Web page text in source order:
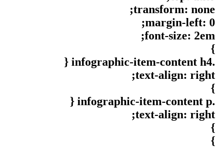
transform: none;
margin-left: 0;
font-size: 2em;
}
.infographic-item-content h4 {
text-align: right;
}
.infographic-item-content p {
text-align: right;
}
}